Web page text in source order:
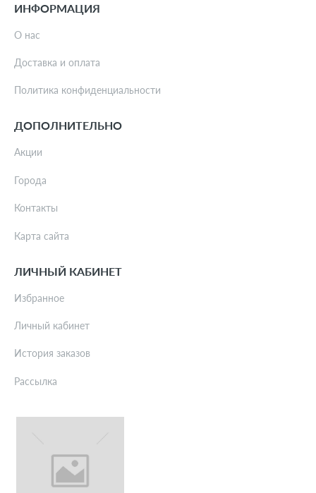
ИНФОРМАЦИЯ
О нас
Доставка и оплата
Политика конфиденциальности
ДОПОЛНИТЕЛЬНО
Акции
Города
Контакты
Карта сайта
ЛИЧНЫЙ КАБИНЕТ
Избранное
Личный кабинет
История заказов
Рассылка